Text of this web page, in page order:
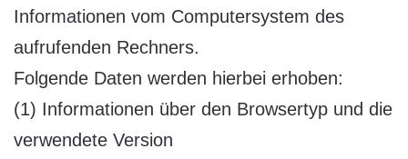
Informationen vom Computersystem des
aufrufenden Rechners.
Folgende Daten werden hierbei erhoben:
(1) Informationen über den Browsertyp und die
verwendete Version